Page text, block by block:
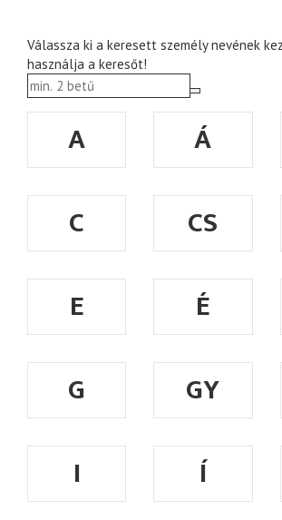
Válassza ki a keresett személy nevének
használja a keresőt!
A Á
C
CS
E
É
G
GY
I
Í